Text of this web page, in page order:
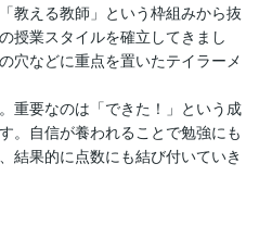
教える教師」という枠組みから抜
授業スタイルを確立してきまし
穴などに重点を置いたテイラーメ
重要なのは「できた！」という成
。自信が養われることで勉強にも
結果的に点数にも結び付いていき